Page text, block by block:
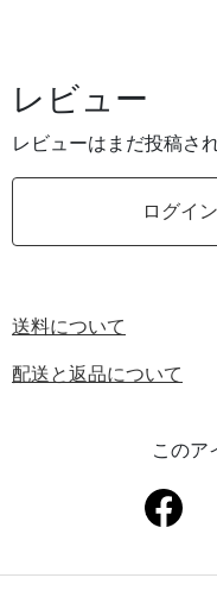
レビュー
レビューはまだ投稿さ
ログイ
送料について
配送と返品について
このア